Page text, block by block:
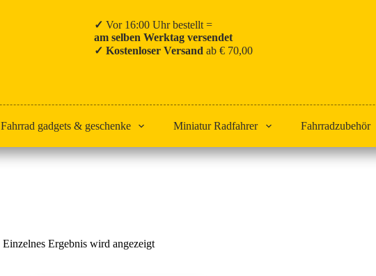
✓ Vor 16:00 Uhr bestellt =
am selben Werktag versendet
✓ Kostenloser Versand ab € 70,00
Fahrrad gadgets & geschenke Miniatur Radfahrer Fahrradzubehör
Einzelnes Ergebnis wird angezeigt